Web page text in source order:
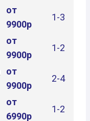
от
9900р
1-3
от
9900р
1-2
от
9900р
2-4
от
6990р
1-2